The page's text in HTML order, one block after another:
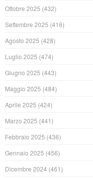
Ottobre 2025 (432)
Settembre 2025 (416)
Agosto 2025 (428)
Luglio 2025 (474)
Giugno 2025 (443)
Maggio 2025 (484)
Aprile 2025 (424)
Marzo 2025 (441)
Febbraio 2025 (436)
Gennaio 2025 (456)
Dicembre 2024 (461)